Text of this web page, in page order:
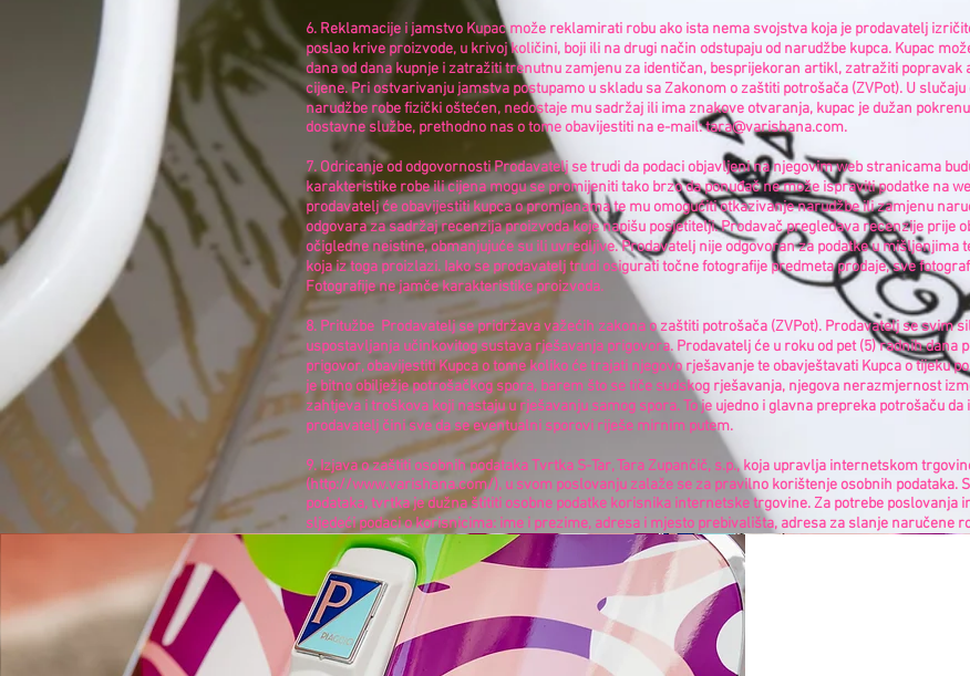
6. Reklamacije i jamstvo Kupac može reklamirati robu ako ista nema svojstva koja je prodavatelj
poslao krive proizvode, u krivoj količini, boji ili na drugi način odstupaju od narudžbe kupca. Kupac
dana od dana kupnje i zatražiti trenutnu zamjenu za identičan, besprijekoran artikl, zatražiti
cijene. Pri ostvarivanju jamstva postupamo u skladu sa Zakonom o zaštiti potrošača (ZVPot). U
narudžbe robe fizički oštećen, nedostaje mu sadržaj ili ima znakove otvaranja, kupac je dužan
dostavne službe, prethodno nas o tome obavijestiti na e-mail:tara@varishana.com.
7. Odricanje od odgovornosti Prodavatelj se trudi da podaci objavljeni na njegovim web stranicama
karakteristike robe ili cijena mogu se promijeniti tako brzo da ponuđač ne može ispraviti podatke na
prodavatelj će obavijestiti kupca o promjenama te mu omogućiti otkazivanje narudžbe ili zamjenu
odgovara za sadržaj recenzija proizvoda koje napišu posjetitelji. Prodavač pregledava recenzije prije
očigledne neistine, obmanjujuće su ili uvredljive. Prodavatelj nije odgovoran za podatke u mišljenjima
koja iz toga proizlazi. Iako se prodavatelj trudi osigurati točne fotografije predmeta prodaje, sve
Fotografije ne jamče karakteristike proizvoda. ​
8. Pritužbe Prodavatelj se pridržava važećih zakona o zaštiti potrošača (ZVPot). Prodavatelj se svim
uspostavljanja učinkovitog sustava rješavanja prigovora. Prodavatelj će u roku od pet (5) radnih dana
prigovor, obavijestiti Kupca o tome koliko će trajati njegovo rješavanje te obavještavati Kupca o tijeku
je bitno obilježje potrošačkog spora, barem što se tiče sudskog rješavanja, njegova nerazmjernost
zahtjeva i troškova koji nastaju u rješavanju samog spora. To je ujedno i glavna prepreka potrošaču
prodavatelj čini sve da se eventualni sporovi riješe mirnim putem.
9. Izjava o zaštiti osobnih podataka Tvrtka S-Tar, Tara Zupančič, s.p., koja upravlja internetskom
(http://www.varishana.com/), u svom poslovanju zalaže se za pravilno korištenje osobnih podataka.
podataka, tvrtka je dužna štititi osobne podatke korisnika internetske trgovine. Za potrebe poslovanja
sljedeći podaci o korisnicima: ime i prezime, adresa i mjesto prebivališta, adresa za slanje naručene
Varishana Voice © Infinity Photography _ Nadica Petrova (fotografija i video)
TRIKIL © 2019 foto Nik Vidmar
Šalovi © 2017 foto Katja Žagar
Voditelj © 2019 foto Miro Majcen (za POPTV)